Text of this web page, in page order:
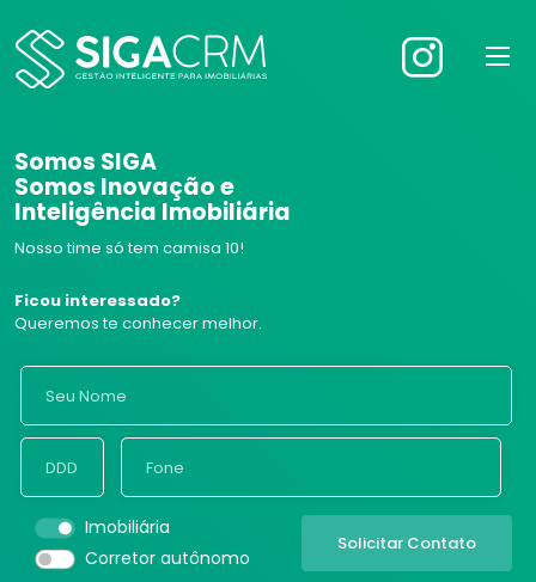
Somos SIGA
Somos Inovação e
Inteligência Imobiliária
Nosso time só tem camisa 10!
Ficou interessado?
Queremos te conhecer melhor.
Imobiliária
Corretor autônomo